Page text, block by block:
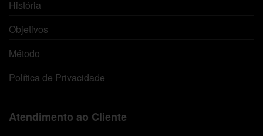
História
Objetivos
Método
Política de Privacidade
Atendimento ao Cliente